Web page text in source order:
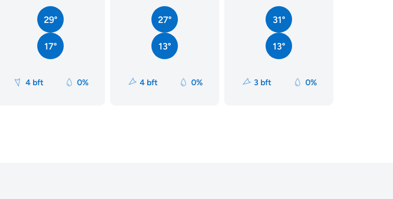
29°
17°
4 bft 0%
27°
13°
4 bft 0%
31°
13°
3 bft 0%